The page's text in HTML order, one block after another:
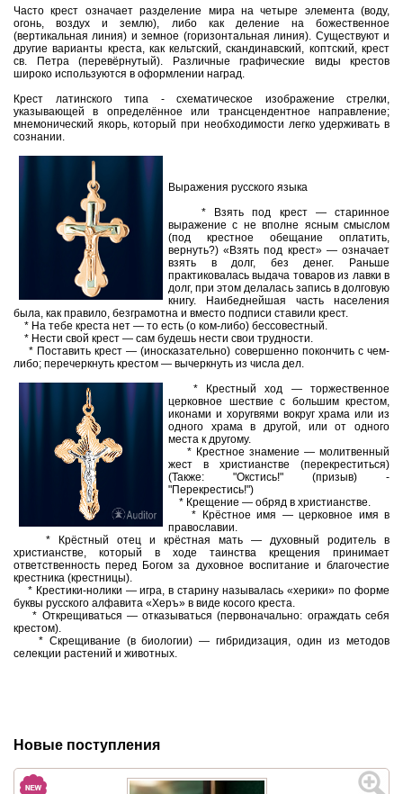
Часто крест означает разделение мира на четыре элемента (воду,
огонь, воздух и землю), либо как деление на божественное
(вертикальная линия) и земное (горизонтальная линия). Существуют и
другие варианты креста, как кельтский, скандинавский, коптский, крест
св. Петра (перевёрнутый). Различные графические виды крестов
широко используются в оформлении наград.
Крест латинского типа - схематическое изображение стрелки,
указывающей в определённое или трансцендентное направление;
мнемонический якорь, который при необходимости легко удерживать в
сознании.
Выражения русского языка
* Взять под крест — старинное
выражение с не вполне ясным смыслом
(под крестное обещание оплатить,
вернуть?) «Взять под крест» — означает
взять в долг, без денег. Раньше
практиковалась выдача товаров из лавки в
долг, при этом делалась запись в долговую
книгу. Наибеднейшая часть населения
была, как правило, безграмотна и вместо подписи ставили крест.
* На тебе креста нет — то есть (о ком-либо) бессовестный.
* Нести свой крест — сам будешь нести свои трудности.
* Поставить крест — (иносказательно) совершенно покончить с чем-
либо; перечеркнуть крестом — вычеркнуть из числа дел.
* Крестный ход — торжественное
церковное шествие с большим крестом,
иконами и хоругвями вокруг храма или из
одного храма в другой, или от одного
места к другому.
* Крестное знамение — молитвенный
жест в христианстве (перекреститься)
(Также: "Окстись!" (призыв) -
"Перекрестись!")
* Крещение — обряд в христианстве.
* Крёстное имя — церковное имя в
православии.
* Крёстный отец и крёстная мать — духовный родитель в
христианстве, который в ходе таинства крещения принимает
ответственность перед Богом за духовное воспитание и благочестие
крестника (крестницы).
* Крестики-нолики — игра, в старину называлась «херики» по форме
буквы русского алфавита «Херъ» в виде косого креста.
* Открещиваться — отказываться (первоначально: ограждать себя
крестом).
* Скрещивание (в биологии) — гибридизация, один из методов
селекции растений и животных.
Новые поступления